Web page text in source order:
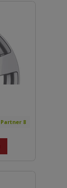
Partner 8